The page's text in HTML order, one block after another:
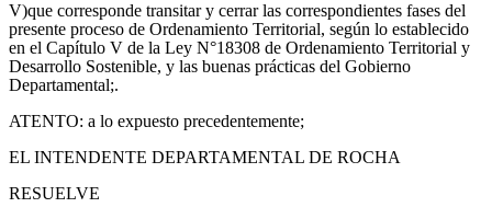
V)que corresponde transitar y cerrar las correspondientes fases del
presente proceso de Ordenamiento Territorial, según lo establecido
en el Capítulo V de la Ley N°18308 de Ordenamiento Territorial y
Desarrollo Sostenible, y las buenas prácticas del Gobierno
Departamental;.
ATENTO: a lo expuesto precedentemente;
EL INTENDENTE DEPARTAMENTAL DE ROCHA
RESUELVE